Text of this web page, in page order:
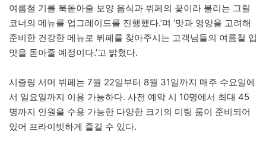
여름철 기를 북돋아줄 보양 음식과 뷔페의 꽃이라 불리는 그릴
코너의 메뉴를 업그레이드를 진행했다.’며 ‘맛과 영양을 고려해
준비한 건강한 메뉴로 뷔페를 찾아주시는 고객님들의 여름철 입
맛을 돋아줄 예정이다.’고 밝혔다.
시즐링 서머 뷔페는 7월 22일부터 8월 31일까지 매주 수요일에
서 일요일까지 이용 가능하다. 사전 예약 시 10명에서 최대 45
명까지 인원을 수용 가능한 다양한 크기의 미팅 룸이 준비되어
있어 프라이빗하게 즐길 수 있다.